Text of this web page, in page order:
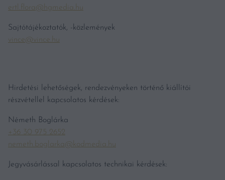
ertl.flora@hgmedia.hu
Sajtótájékoztatók, -közlemények
vince@vince.hu
Hirdetési lehetőségek, rendezvényeken történő kiállítói
részvétellel kapcsolatos kérdések:
Németh Boglárka
+36 30 975 2652
nemeth.boglarka@kodmedia.hu
Jegyvásárlással kapcsolatos technikai kérdések: